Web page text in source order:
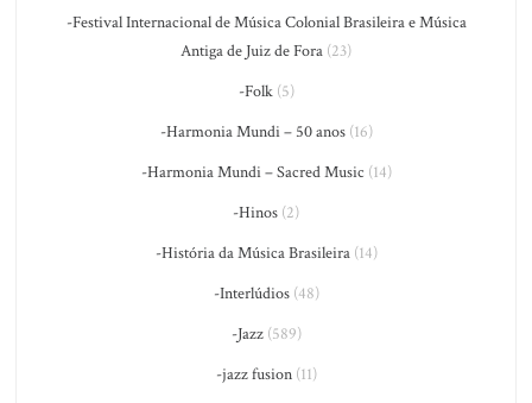
-Festival Internacional de Música Colonial Brasileira e Música
Antiga de Juiz de Fora (23)
-Folk(5)
-Harmonia Mundi – 50 anos(16)
-Harmonia Mundi – Sacred Music (14)
-Hinos (2)
-História da Música Brasileira(14)
-Interlúdios(48)
-Jazz(589)
-jazz fusion(11)